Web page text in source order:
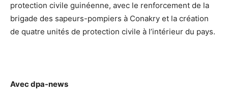
protection civile guinéenne, avec le renforcement de la
brigade des sapeurs-pompiers à Conakry et la création
de quatre unités de protection civile à l’intérieur du pays.
Avec dpa-news